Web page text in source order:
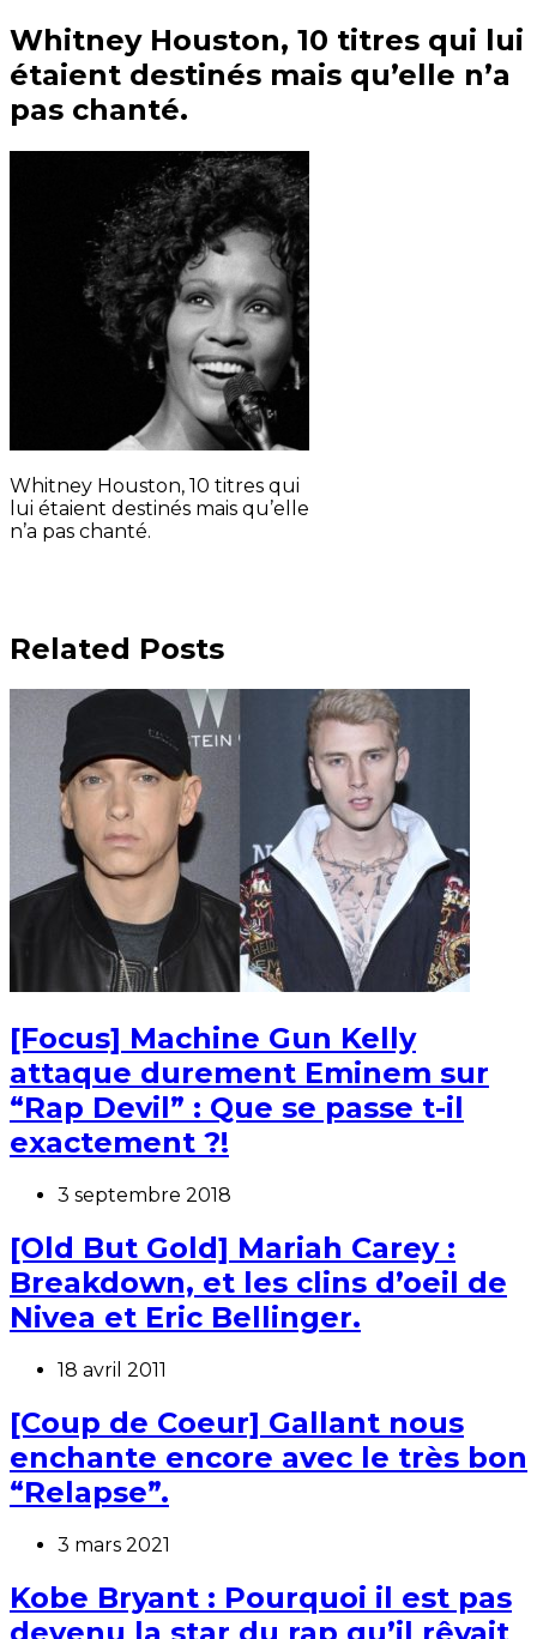
Whitney Houston, 10 titres qui lui
étaient destinés mais qu’elle n’a
pas chanté.
Whitney Houston, 10 titres qui
lui étaient destinés mais qu’elle
n’a pas chanté.
Related Posts
[Focus] Machine Gun Kelly
attaque durement Eminem sur
“Rap Devil” : Que se passe t-il
exactement ?!
3 septembre 2018
[Old But Gold] Mariah Carey :
Breakdown, et les clins d’oeil de
Nivea et Eric Bellinger.
18 avril 2011
[Coup de Coeur] Gallant nous
enchante encore avec le très bon
“Relapse”.
3 mars 2021
Kobe Bryant : Pourquoi il est pas